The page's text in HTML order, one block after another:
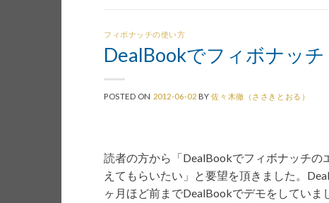
フィボナッチの使い方
DealBookでフィボナッ
POSTED ON 2012-06-02 BY佐々木徹（ささきとおる）
読者の方から「DealBookでフィボナッチの
えてもらいたい」と要望を頂きました。
ヶ月ほど前までDealBookでデモをしてい